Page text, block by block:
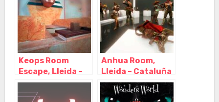
Keops Room
Escape, Lleida –
Cataluña
Anhua Room,
Lleida – Cataluña